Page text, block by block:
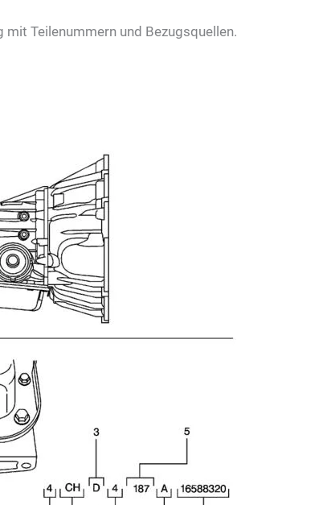
Teilenummern und Bezugsquellen.